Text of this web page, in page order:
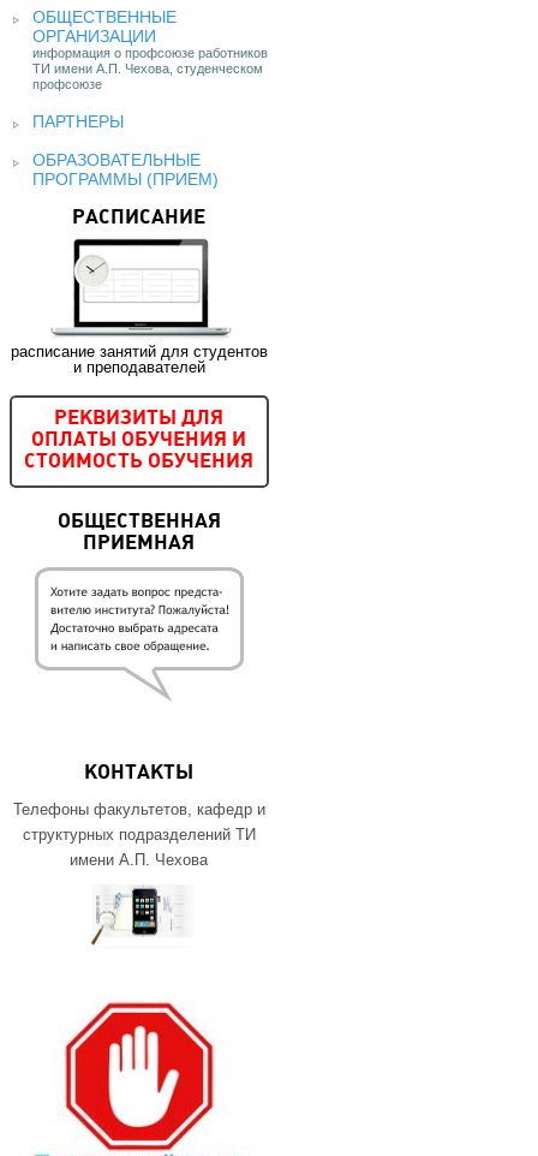
ОБЩЕСТВЕННЫЕ
ОРГАНИЗАЦИИ
информация о профсоюзе работников
ТИ имени А.П. Чехова, студенческом
профсоюзе
ПАРТНЕРЫ
ОБРАЗОВАТЕЛЬНЫЕ
ПРОГРАММЫ (ПРИЕМ)
РАСПИСАНИЕ
расписание занятий для студентов
и преподавателей
РЕКВИЗИТЫ ДЛЯ
ОПЛАТЫ ОБУЧЕНИЯ И
СТОИМОСТЬ ОБУЧЕНИЯ
ОБЩЕСТВЕННАЯ
ПРИЕМНАЯ
КОНТАКТЫ
Телефоны факультетов, кафедр и
структурных подразделений ТИ
имени А.П. Чехова